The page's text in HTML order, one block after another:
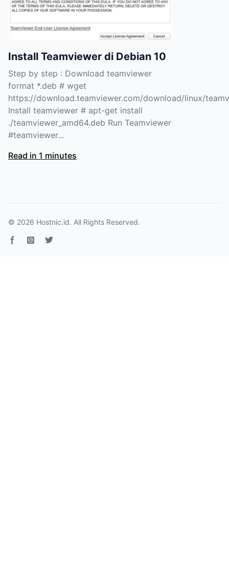
Install Teamviewer di Debian 10
Step by step : Download teamviewer
format *.deb # wget
https://download.teamviewer.com/download/linux/
Install teamviewer # apt-get install
./teamviewer_amd64.deb Run Teamviewer
#teamviewer...
Read in 1 minutes
© 2026 Hostnic.id. All Rights Reserved.